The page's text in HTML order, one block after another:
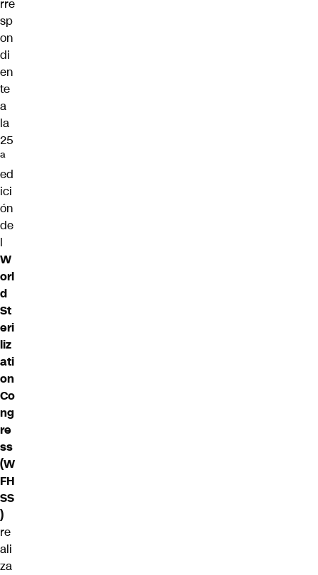
rre
sp
on
di
en
te
a
la
25
ª
ed
ici
ón
de
l
W
orl
d
St
eri
liz
ati
on
Co
ng
re
ss
(W
FH
SS
)
re
ali
za